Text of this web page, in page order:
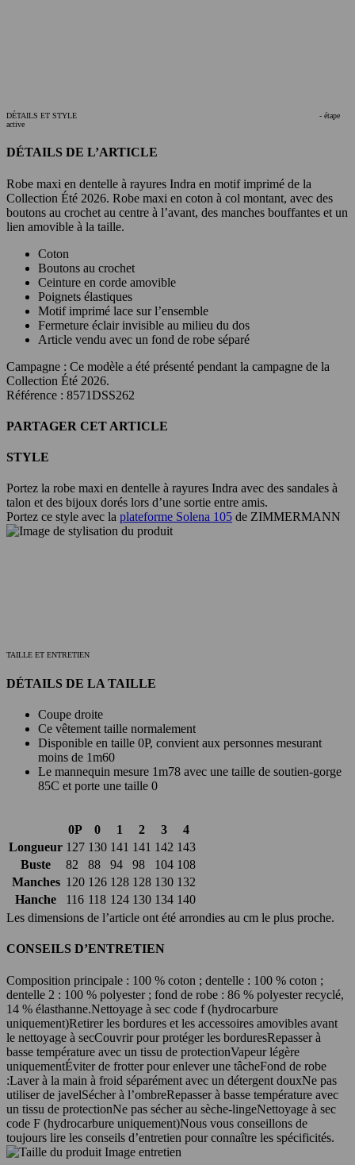
DÉTAILS ET STYLE
- étape
active
DÉTAILS DE L’ARTICLE
Robe maxi en dentelle à rayures Indra en motif imprimé de la
Collection Été 2026. Robe maxi en coton à col montant, avec des
boutons au crochet au centre à l’avant, des manches bouffantes et un
lien amovible à la taille.
Coton
Boutons au crochet
Ceinture en corde amovible
Poignets élastiques
Motif imprimé lace sur l’ensemble
Fermeture éclair invisible au milieu du dos
Article vendu avec un fond de robe séparé
Campagne : Ce modèle a été présenté pendant la campagne de la
Collection Été 2026.
Référence : 8571DSS262
PARTAGER CET ARTICLE
STYLE
Portez la robe maxi en dentelle à rayures Indra avec des sandales à
talon et des bijoux dorés lors d’une sortie entre amis.
Portez ce style avec la plateforme Solena 105 de ZIMMERMANN
TAILLE ET ENTRETIEN
DÉTAILS DE LA TAILLE
Coupe droite
Ce vêtement taille normalement
Disponible en taille 0P, convient aux personnes mesurant
moins de 1m60
Le mannequin mesure 1m78 avec une taille de soutien-gorge
85C et porte une taille 0
0P 0 1 2 3
4
Longueur 127 130 141 141 142 143
Buste
82 88 94 98 104 108
Manches 120 126 128 128 130 132
Hanche
116 118 124 130 134 140
Les dimensions de l’article ont été arrondies au cm le plus proche.
CONSEILS D’ENTRETIEN
Composition principale : 100 % coton ; dentelle : 100 % coton ;
dentelle 2 : 100 % polyester ; fond de robe : 86 % polyester recyclé,
14 % élasthanne.Nettoyage à sec code f (hydrocarbure
uniquement)Retirer les bordures et les accessoires amovibles avant
le nettoyage à secCouvrir pour protéger les borduresRepasser à
basse température avec un tissu de protectionVapeur légère
uniquementÉviter de frotter pour enlever une tâcheFond de robe
:Laver à la main à froid séparément avec un détergent douxNe pas
utiliser de javelSécher à l’ombreRepasser à basse température avec
un tissu de protectionNe pas sécher au sèche-lingeNettoyage à sec
code F (hydrocarbure uniquement)Nous vous conseillons de
toujours lire les conseils d’entretien pour connaître les spécificités.